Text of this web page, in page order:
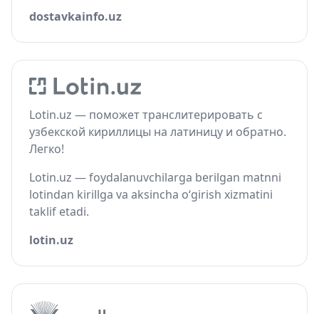
dostavkainfo.uz
Lotin.uz — поможет транслитерировать с
узбекской кириллицы на латиницу и обратно.
Легко!
Lotin.uz — foydalanuvchilarga berilgan matnni
lotindan kirillga va aksincha o‘girish xizmatini
taklif etadi.
lotin.uz